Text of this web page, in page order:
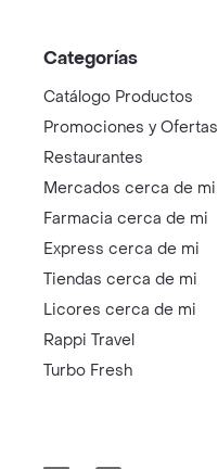
Categorías
Catálogo Productos
Promociones y Ofertas
Restaurantes
Mercados cerca de mi
Farmacia cerca de mi
Express cerca de mi
Tiendas cerca de mi
Licores cerca de mi
Rappi Travel
Turbo Fresh